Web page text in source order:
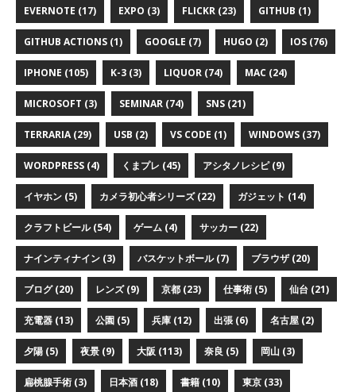
EVERNOTE (17) EXPO (3) FLICKR (23) GITHUB (1)
GITHUB ACTIONS (1) GOOGLE (7) HUGO (2) IOS (76)
IPHONE (105) K-3 (3) LIQUOR (74) MAC (24)
MICROSOFT (3) SEMINAR (74) SNS (21)
TERRARIA (29) USB (2) VS CODE (1) WINDOWS (37)
WORDPRESS (4) くまプレ (45) アシタノレシピ (9)
イヤホン (5) カメラ初心者シリーズ (22) ガジェット (14)
クラフトビール (54) ゲーム (4) サッカー (22)
ナインティナイン (3) バスケットボール (7) ブラウザ (20)
ブログ (20) レンズ (9) 京都 (23) 仕事術 (5) 仙台 (21)
充電器 (13) 公園 (5) 兵庫 (12) 出張 (6) 名古屋 (2)
夕陽 (5) 夜景 (9) 大阪 (113) 奈良 (5) 岡山 (3)
扁桃腺手術 (3) 日本酒 (18) 書籍 (10) 東京 (33)